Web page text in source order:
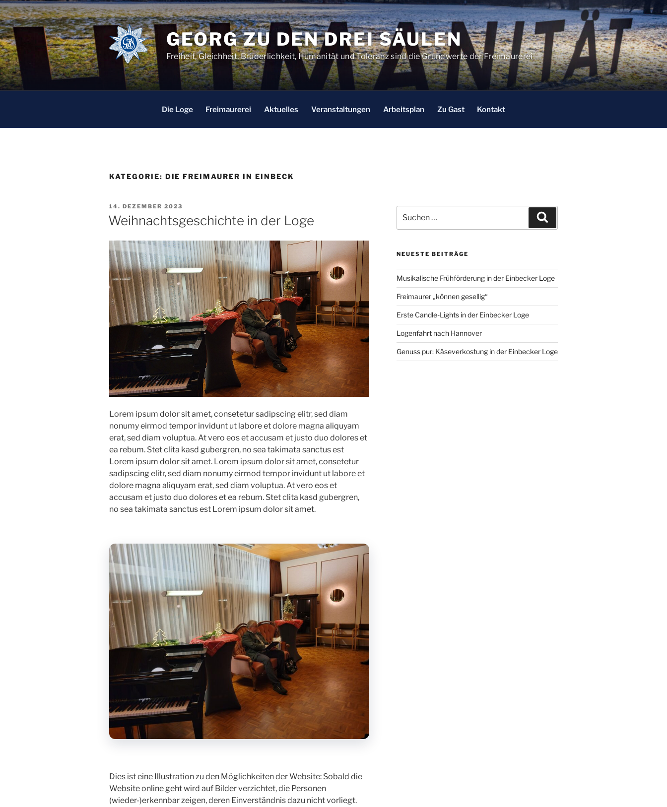
Zum
Inhalt
springen
GEORG ZU DEN DREI SÄULEN
Freiheit, Gleichheit, Brüderlichkeit, Humanität und Toleranz sind die Grundwerte der Freimaurerei
Die Loge Freimaurerei Aktuelles Veranstaltungen Arbeitsplan Zu Gast Kontakt
KATEGORIE: DIE FREIMAURER IN EINBECK
VERÖFFENTLICHT
AM
14. DEZEMBER 2023
Weihnachtsgeschichte in der Loge
Lorem ipsum dolor sit amet, consetetur sadipscing elitr, sed diam
nonumy eirmod tempor invidunt ut labore et dolore magna aliquyam
erat, sed diam voluptua. At vero eos et accusam et justo duo dolores et
ea rebum. Stet clita kasd gubergren, no sea takimata sanctus est
Lorem ipsum dolor sit amet. Lorem ipsum dolor sit amet, consetetur
sadipscing elitr, sed diam nonumy eirmod tempor invidunt ut labore et
dolore magna aliquyam erat, sed diam voluptua. At vero eos et
accusam et justo duo dolores et ea rebum. Stet clita kasd gubergren,
no sea takimata sanctus est Lorem ipsum dolor sit amet.
Dies ist eine Illustration zu den Möglichkeiten der Website: Sobald die
Website online geht wird auf Bilder verzichtet, die Personen
(wieder-)erkennbar zeigen, deren Einverständnis dazu nicht vorliegt.
nach:
NEUESTE BEITRÄGE
Musikalische Frühförderung in der Einbecker Loge
Freimaurer „können gesellig“
Erste Candle-Lights in der Einbecker Loge
Logenfahrt nach Hannover
Genuss pur: Käseverkostung in der Einbecker Loge